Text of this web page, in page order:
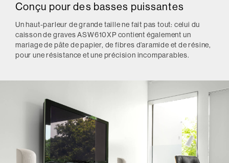
Conçu pour des basses puissantes
Un haut-parleur de grande taille ne fait pas tout: celui du
caisson de graves ASW610XP contient également un
mariage de pâte de papier, de fibres d’aramide et de résine,
pour une résistance et une précision incomparables.